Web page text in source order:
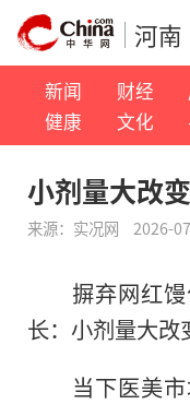
河南
新闻 财经
健康
文化
小剂量大改
来源： 实况网 2026-
摒弃网红
长：小剂量大
当下医美